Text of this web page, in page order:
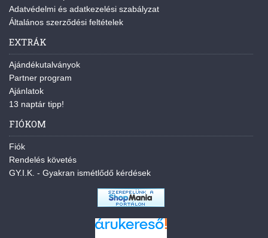
Adatvédelmi és adatkezelési szabályzat
Általános szerződési feltételek
EXTRÁK
Ajándékutalványok
Partner program
Ajánlatok
13 naptár tipp!
FIÓKOM
Fiók
Rendelés követés
GY.I.K. - Gyakran ismétlődő kérdések